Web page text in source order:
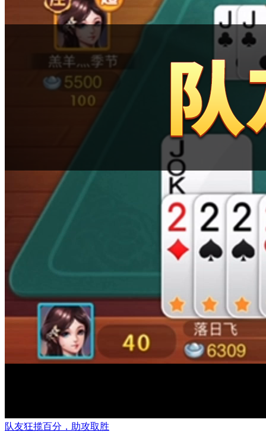
队友狂揽百分，助攻取胜